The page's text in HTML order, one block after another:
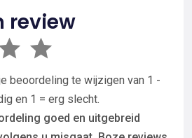
review
beoordeling te wijzigen van 1 -
en 1 = erg slecht.
goed en uitgebreid